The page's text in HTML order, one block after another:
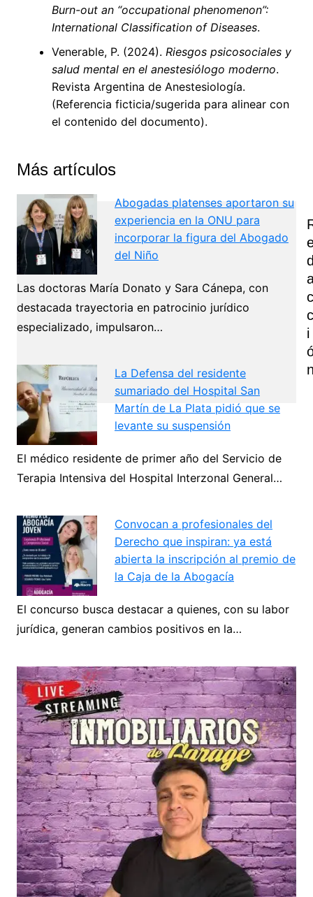
Burn-out an “occupational phenomenon”:
International Classification of Diseases.
Venerable, P. (2024). Riesgos psicosociales y
salud mental en el anestesiólogo moderno.
Revista Argentina de Anestesiología.
(Referencia ficticia/sugerida para alinear con
el contenido del documento).
Más artículos
Abogadas platenses aportaron su
experiencia en la ONU para
incorporar la figura del Abogado
del Niño
Las doctoras María Donato y Sara Cánepa, con
destacada trayectoria en patrocinio jurídico
especializado, impulsaron…
La Defensa del residente
sumariado del Hospital San
Martín de La Plata pidió que se
levante su suspensión
El médico residente de primer año del Servicio de
Terapia Intensiva del Hospital Interzonal General…
Convocan a profesionales del
Derecho que inspiran: ya está
abierta la inscripción al premio de
la Caja de la Abogacía
El concurso busca destacar a quienes, con su labor
jurídica, generan cambios positivos en la…
I
Navegación
de
entradas
Next